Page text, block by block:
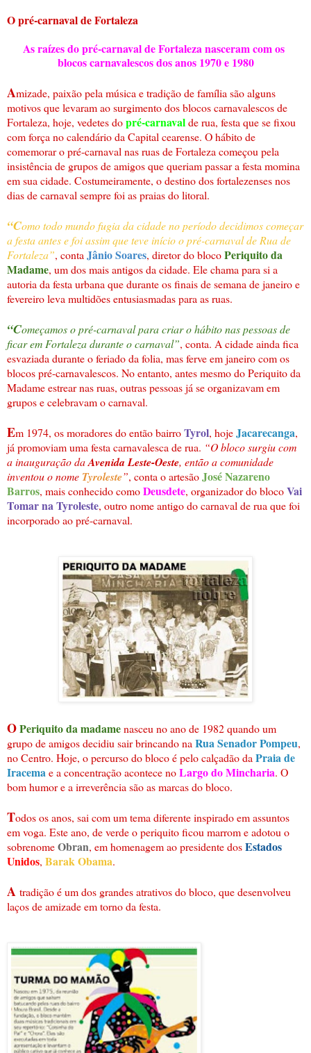
O pré-carnaval de Fortaleza
As raízes do pré-carnaval de Fortaleza nasceram com os
blocos carnavalescos dos anos 1970 e 1980
Amizade, paixão pela música e tradição de família são alguns
motivos que levaram ao surgimento dos blocos carnavalescos de
Fortaleza, hoje, vedetes dopré-carnavalde rua, festa que se fixou
com força no calendário da Capital cearense. O hábito de
comemorar o pré-carnaval nas ruas de Fortaleza começou pela
insistência de grupos de amigos que queriam passar a festa momina
em sua cidade. Costumeiramente, o destino dos fortalezenses nos
dias de carnaval sempre foi as praias do litoral.
“Como todo mundo fugia da cidade no período decidimos começar
a festa antes e foi assim que teve início o pré-carnaval de Rua de
Fortaleza”, contaJânio Soares, diretor do blocoPeriquito da
Madame, um dos mais antigos da cidade. Ele chama para si a
autoria da festa urbana que durante os finais de semana de janeiro e
fevereiro leva multidões entusiasmadas para as ruas.
“Começamos o pré-carnaval para criar o hábito nas pessoas de
ficar em Fortaleza durante o carnaval”, conta. A cidade ainda fica
esvaziada durante o feriado da folia, mas ferve em janeiro com os
blocos pré-carnavalescos. No entanto, antes mesmo do Periquito da
Madame estrear nas ruas, outras pessoas já se organizavam em
grupos e celebravam o carnaval.
Em 1974, os moradores do então bairroTyrol, hojeJacarecanga,
já promoviam uma festa carnavalesca de rua. “O bloco surgiu com
a inauguração daAvenida Leste-Oeste, então a comunidade
inventou o nome Tyroleste”, conta o artesãoJosé Nazareno
Barros, mais conhecido comoDeusdete, organizador do blocoVai
Tomar na Tyroleste, outro nome antigo do carnaval de rua que foi
incorporado ao pré-carnaval.
OPeriquito da madamenasceu no ano de 1982 quando um
grupo de amigos decidiu sair brincando naRua Senador Pompeu,
no Centro. Hoje, o percurso do bloco é pelo calçadão daPraia de
Iracemae a concentração acontece noLargo do Mincharia. O
bom humor e a irreverência são as marcas do bloco.
Todos os anos, sai com um tema diferente inspirado em assuntos
em voga. Este ano, de verde o periquito ficou marrom e adotou o
sobrenomeObran, em homenagem ao presidente dosEstados
Unidos, Barak Obama.
A tradição é um dos grandes atrativos do bloco, que desenvolveu
laços de amizade em torno da festa.